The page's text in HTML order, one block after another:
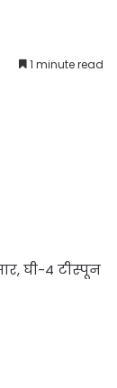
1 minute read
घी-4 टीस्पून